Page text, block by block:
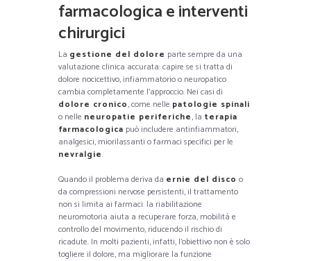
farmacologica e interventi
chirurgici
La gestione del dolore parte sempre da una
valutazione clinica accurata: capire se si tratta di
dolore nocicettivo, infiammatorio o neuropatico
cambia completamente l’approccio. Nei casi di
dolore cronico, come nelle patologie spinali
o nelle neuropatie periferiche, la terapia
farmacologica può includere antinfiammatori,
analgesici, miorilassanti o farmaci specifici per le
nevralgie.
Quando il problema deriva da ernie del disco o
da compressioni nervose persistenti, il trattamento
non si limita ai farmaci: la riabilitazione
neuromotoria aiuta a recuperare forza, mobilità e
controllo del movimento, riducendo il rischio di
ricadute. In molti pazienti, infatti, l’obiettivo non è solo
togliere il dolore, ma migliorare la funzione